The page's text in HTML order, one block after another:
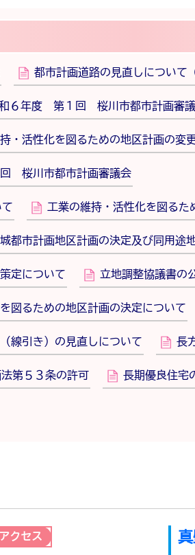
都市計画道路の見直しについて
６年度 第１回 桜川市都市計画審
・活性化を図るための地区計画の変
桜川市都市計画審議会
工業の維持・活性化を図るた
都市計画地区計画の決定及び同用途
定について 立地調整協議書の
図るための地区計画の決定について
線引き）の見直しについて 長
第５３条の許可 長期優良住宅
アクセス